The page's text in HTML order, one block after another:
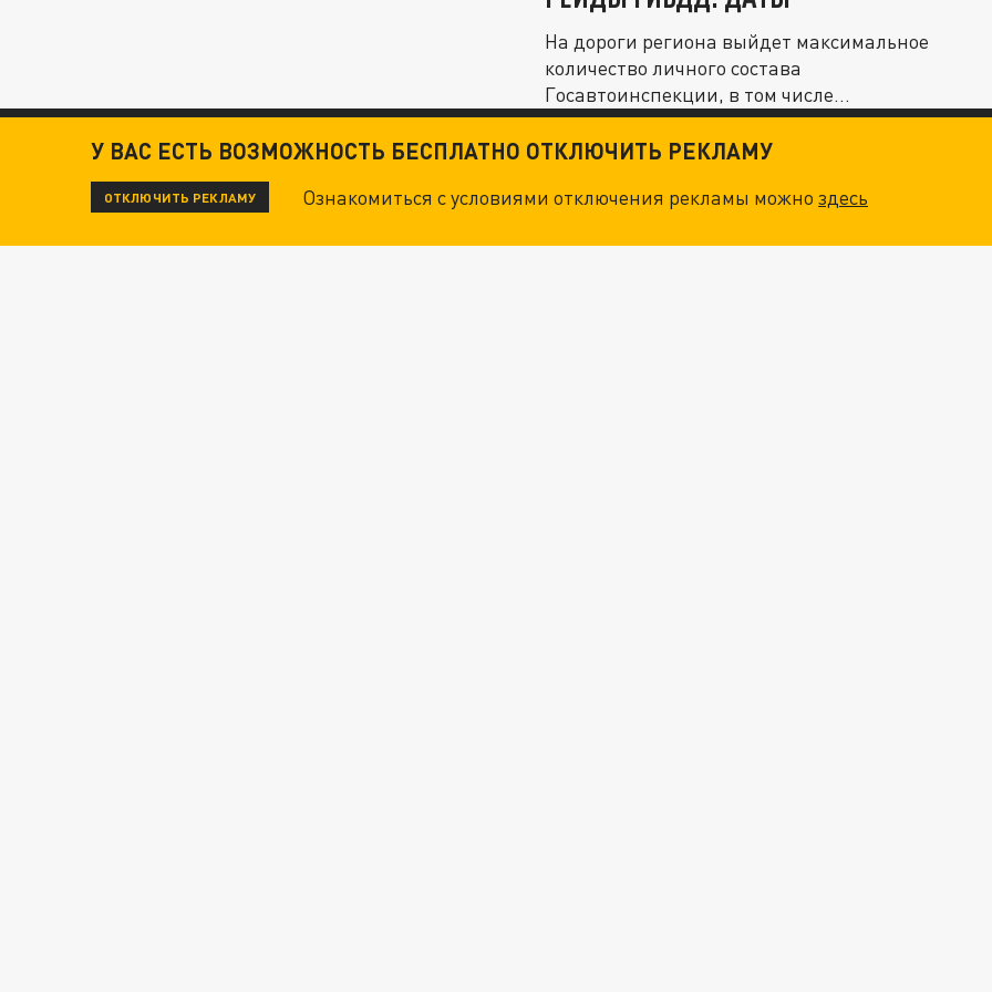
На дороги региона выйдет максимальное
количество личного состава
Госавтоинспекции, в том числе
руководящего.
У ВАС ЕСТЬ ВОЗМОЖНОСТЬ БЕСПЛАТНО ОТКЛЮЧИТЬ РЕКЛАМУ
ОТКЛЮЧИТЬ РЕКЛАМУ Ознакомиться с условиями отключения рекламы можноздесь